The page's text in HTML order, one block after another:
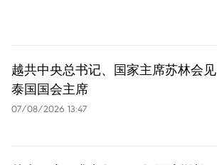
越共中央总书记、国家主席苏林会见
泰国国会主席
07/08/2026 13:47